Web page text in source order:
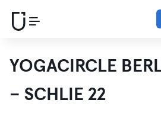
YOGACIRCLE
– SCHLIE 22